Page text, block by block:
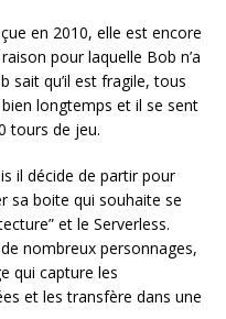
en 2010, elle est encore
pour laquelle Bob n’a
sait qu’il est fragile, tous
longtemps et il se sent
tours de jeu.
il décide de partir pour
sa boite qui souhaite se
et le Serverless.
nombreux personnages,
qui capture les
et les transfère dans une